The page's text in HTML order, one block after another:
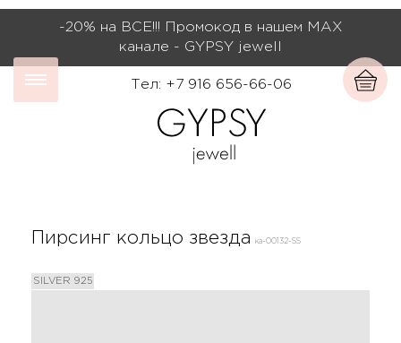
-20% на ВСЕ!!! Промокод в нашем МАХ
канале - GYPSY jewell
Тел: +7 916 656-66-06
Пирсинг кольцо звезда ка-00132-SS
SILVER 925